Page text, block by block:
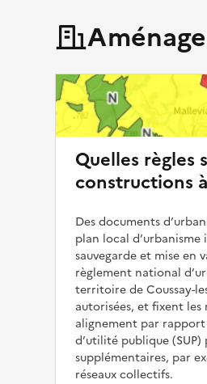
Quelles règles
constructions
Des documents
plan local
sauvegarde et mise en
règlement national
territoire de Coussay-
autorisées, et fixent
alignement par rapport
d’utilité publique
supplémentaires, par
réseaux collectifs.